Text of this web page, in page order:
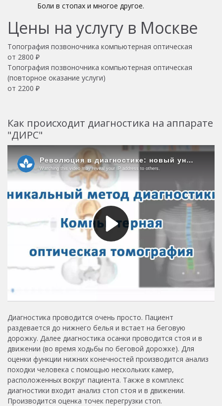
Боли в стопах и многое другое.
Цены на услугу в Москве
Топография позвоночника компьютерная оптическая
от 2800 ₽
Топография позвоночника компьютерная оптическая
(повторное оказание услуги)
от 2200 ₽
Как происходит диагностика на аппарате
"ДИРС"
Диагностика проводится очень просто. Пациент
раздевается до нижнего белья и встает на беговую
дорожку. Далее диагностика осанки проводится стоя и в
движении (во время ходьбы по беговой дорожке). Для
оценки функции нижних конечностей производится анализ
походки человека с помощью нескольких камер,
расположенных вокруг пациента. Также в комплекс
диагностики входит анализ стоп стоя и в движении.
Производится оценка точек перегрузки стоп.